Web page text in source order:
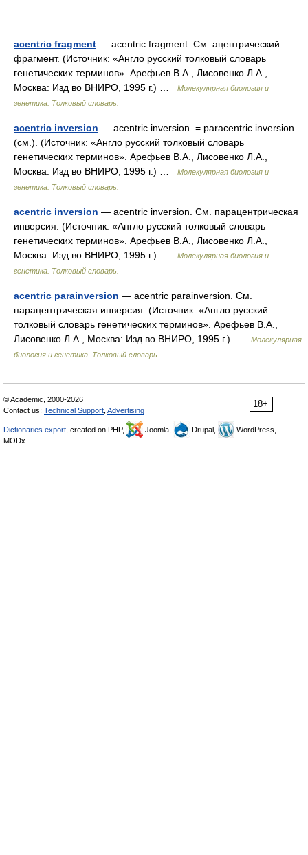
acentric fragment — acentric fragment. См. ацентрический
фрагмент. (Источник: «Англо русский толковый словарь
генетических терминов». Арефьев В.А., Лисовенко Л.А.,
Москва: Изд во ВНИРО, 1995 г.) …
Молекулярная биология и
генетика. Толковый словарь.
acentric inversion — acentric inversion. = paracentric inversion
(см.). (Источник: «Англо русский толковый словарь
генетических терминов». Арефьев В.А., Лисовенко Л.А.,
Москва: Изд во ВНИРО, 1995 г.) …
Молекулярная биология и
генетика. Толковый словарь.
acentric inversion — acentric inversion. См. парацентрическая
инверсия. (Источник: «Англо русский толковый словарь
генетических терминов». Арефьев В.А., Лисовенко Л.А.,
Москва: Изд во ВНИРО, 1995 г.) …
Молекулярная биология и
генетика. Толковый словарь.
acentric parainversion — acentric parainversion. См.
парацентрическая инверсия. (Источник: «Англо русский
толковый словарь генетических терминов». Арефьев В.А.,
Лисовенко Л.А., Москва: Изд во ВНИРО, 1995 г.) …
Молекулярная
биология и генетика. Толковый словарь.
18+
© Academic, 2000-2026
Contact us: Technical Support Advertising
Dictionaries export , created on PHP, Joomla, Drupal,
WordPress,
MODx.